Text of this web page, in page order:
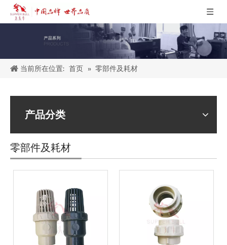
当前所在位置: 首页 » 零部件及耗材
产品分类
零部件及耗材